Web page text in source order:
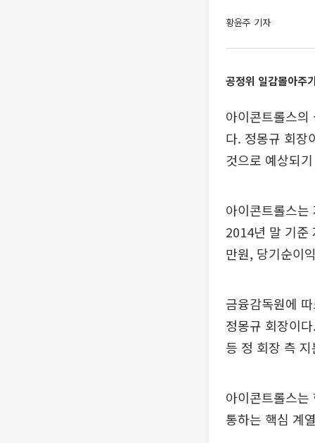
황윤주 기자
공정위 일감몰아주
아이콘트롤스의
다. 정몽규 회장
것으로 예상되
아이콘트롤스
2014년 말 기준
만원, 당기순이
금융감독원에
정몽규 회장이
등 정 회장 측
아이콘트롤스
통하는 핵심 계